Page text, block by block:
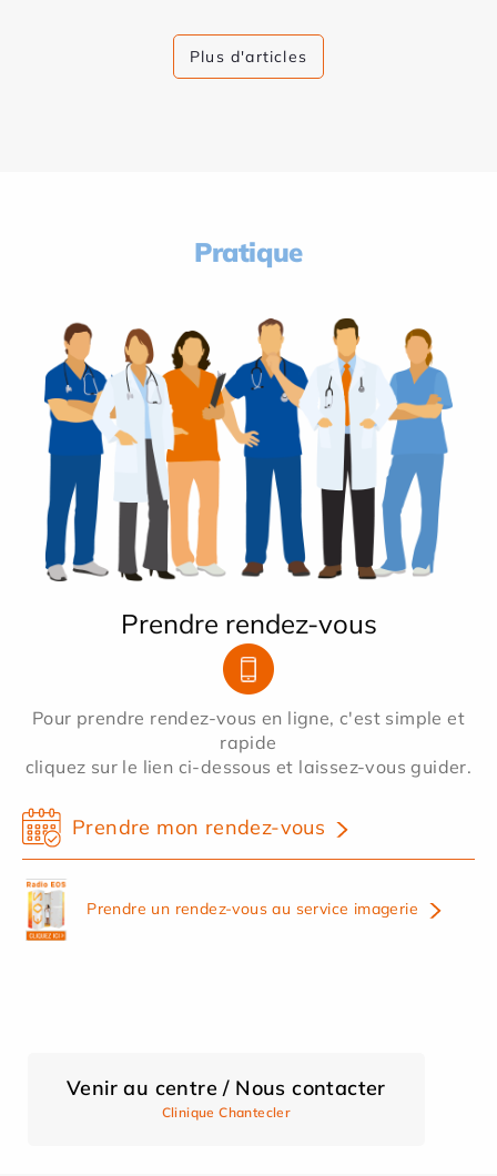
Plus d'articles
Pratique
Prendre rendez-vous
Pour prendre rendez-vous en ligne, c'est simple et
rapide
cliquez sur le lien ci-dessous et laissez-vous guider.
Prendre mon rendez-vous
Prendre un rendez-vous au service imagerie
Venir au centre / Nous contacter
Clinique Chantecler